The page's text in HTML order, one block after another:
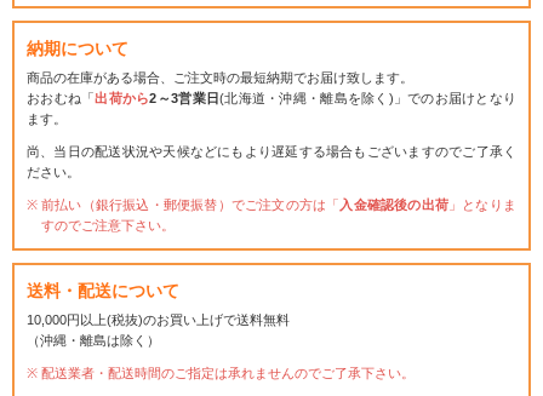
納期について
商品の在庫がある場合、ご注文時の最短納期でお届け致します。
おおむね「出荷から2～3営業日(北海道・沖縄・離島を除く)」でのお届けとなり
ます。
尚、当日の配送状況や天候などにもより遅延する場合もございますのでご了承く
ださい。
前払い（銀行振込・郵便振替）でご注文の方は「 入金確認後の出荷 」となりま
すのでご注意下さい。
送料・配送について
10,000円以上(税抜)のお買い上げで送料無料
（沖縄・離島は除く）
配送業者・配送時間のご指定は承れませんのでご了承下さい。